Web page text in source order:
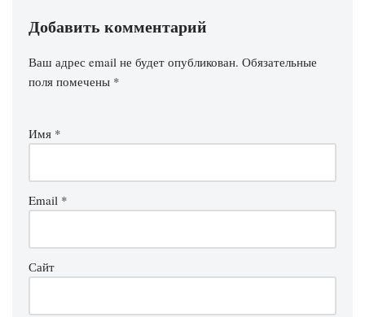
Добавить комментарий
Ваш адрес email не будет опубликован. Обязательные
поля помечены *
Имя *
Email *
Сайт